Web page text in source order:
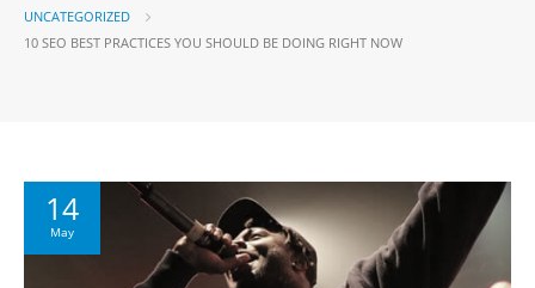
UNCATEGORIZED
10 SEO BEST PRACTICES YOU SHOULD BE DOING RIGHT NOW
14
May